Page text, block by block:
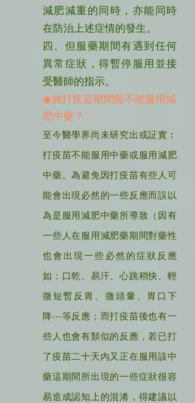
減肥減重的同時，亦能同時
在防治上述症情的發生。
四、但服藥期間有遇到任何
異常症狀，得暫停服用並接
受醫師的指示。
◉施打疫苗期間能不能服用減
肥中藥？
至今醫學界尚未研究出或証實︰
打疫苗不能服用中藥或服用減肥
中藥。為避免因打疫苗有些人可
能會出現必然的一些反應而誤以
為是服用減肥中藥所導致（因有
一些人在服用減肥藥期間對藥性
也會出現一些必然的症狀反應
如：口乾、易汗、心跳稍快、輕
微短暫反胃、微頭暈、胃口下
降⋯等反應；而打疫苗後也有一
些人也會有類似的反應，若已打
了疫苗二十天內又正在服用該中
藥這期間所出現的一些症狀很容
易造成認知上的混淆，得建議以